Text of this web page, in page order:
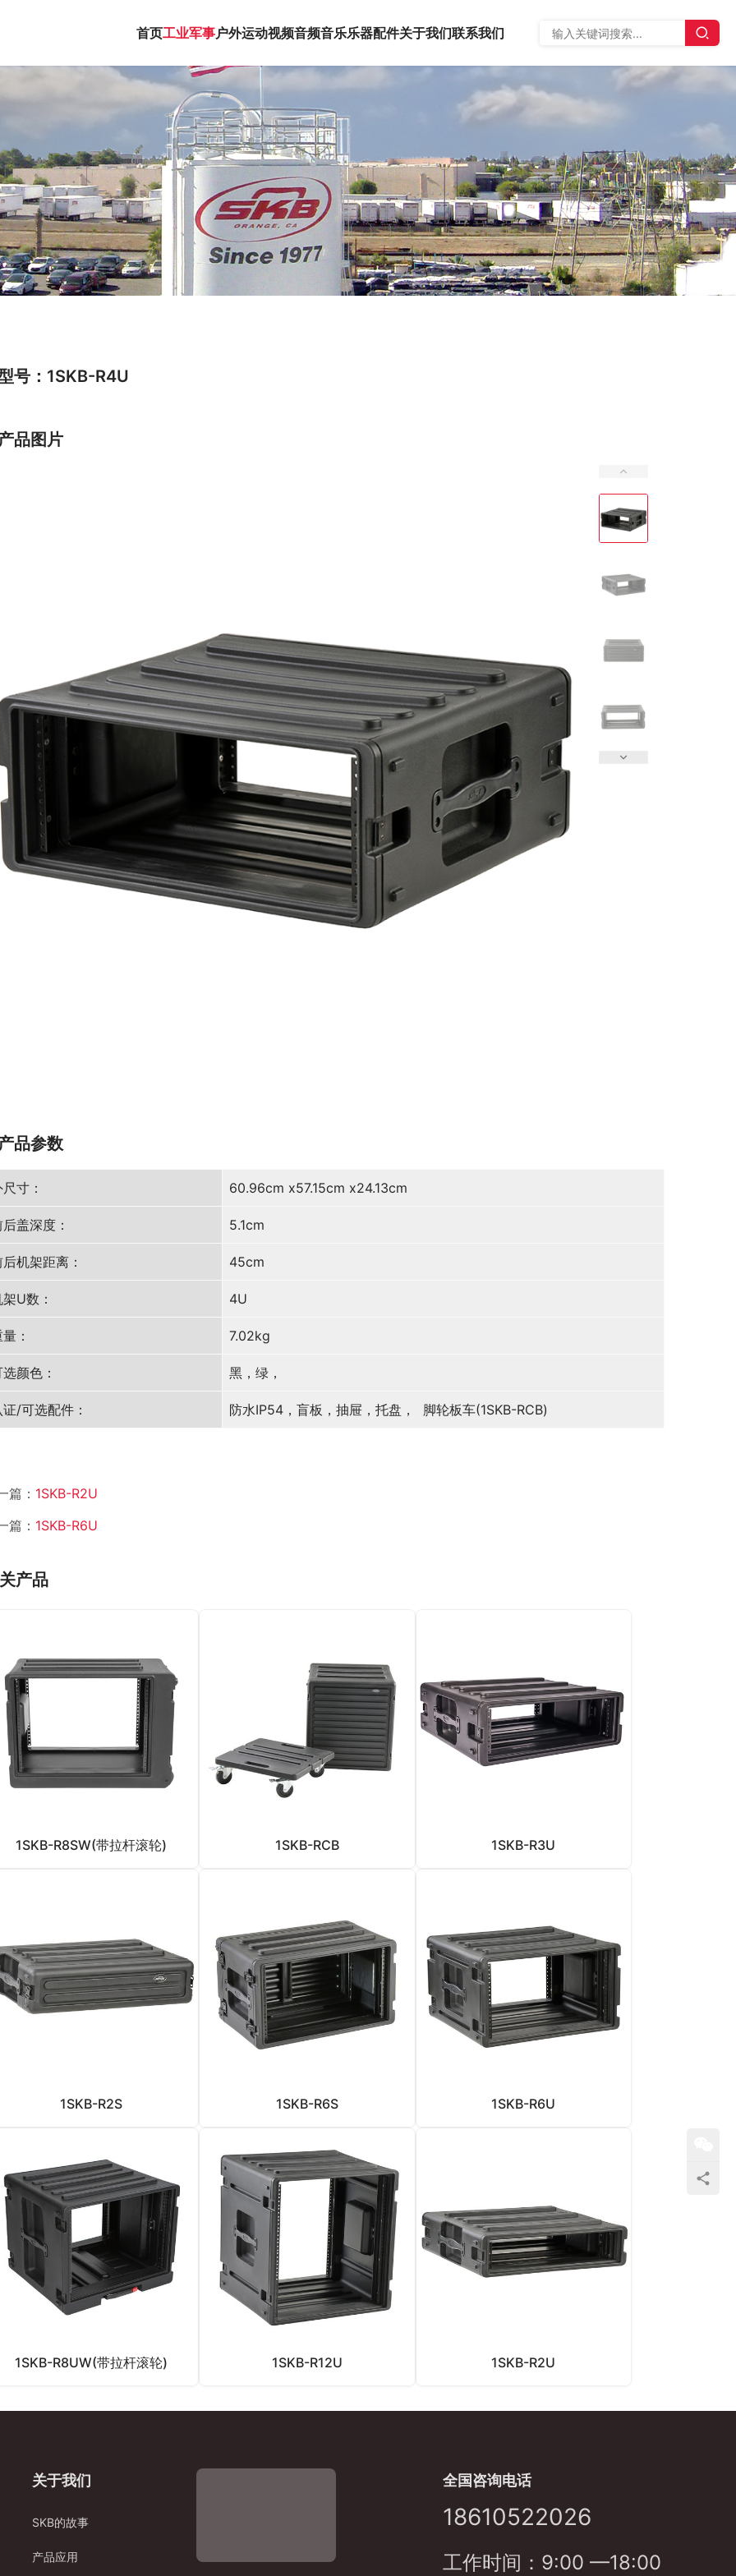
首页工业军事户外运动视频音频音乐乐器配件关于我们联系我们
号：1SKB-R4U
品图片
品参数
寸： 60.96cm x57.15cm x24.13cm
盖深度： 5.1cm
机架距离： 45cm
U数： 4U
： 7.02kg
颜色： 黑，绿，
/可选配件： 防水IP54，盲板，抽屉，托盘， 脚轮板车(1SKB-RCB)
篇： 1SKB-R2U
篇： 1SKB-R6U
产品
1SKB-R8SW(带拉杆滚轮) 1SKB-RCB 1SKB-R3U
1SKB-R2S 1SKB-R6S 1SKB-R6U
1SKB-R8UW(带拉杆滚轮) 1SKB-R12U 1SKB-R2U
关于我们
SKB的故事
产品应用
全国咨询电话
18610522026
工作时间：9:00 —18:00